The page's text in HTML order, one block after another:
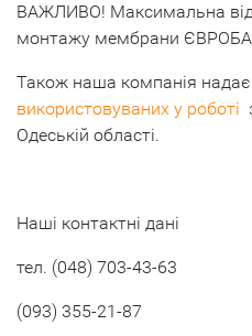
ВАЖЛИВО! Максимальна
монтажу мембрани
Також наша компанія
використовуваних у роботі
Одеській області.
Наші контактні дані
тел. (048) 703-43-63
(093) 355-21-87